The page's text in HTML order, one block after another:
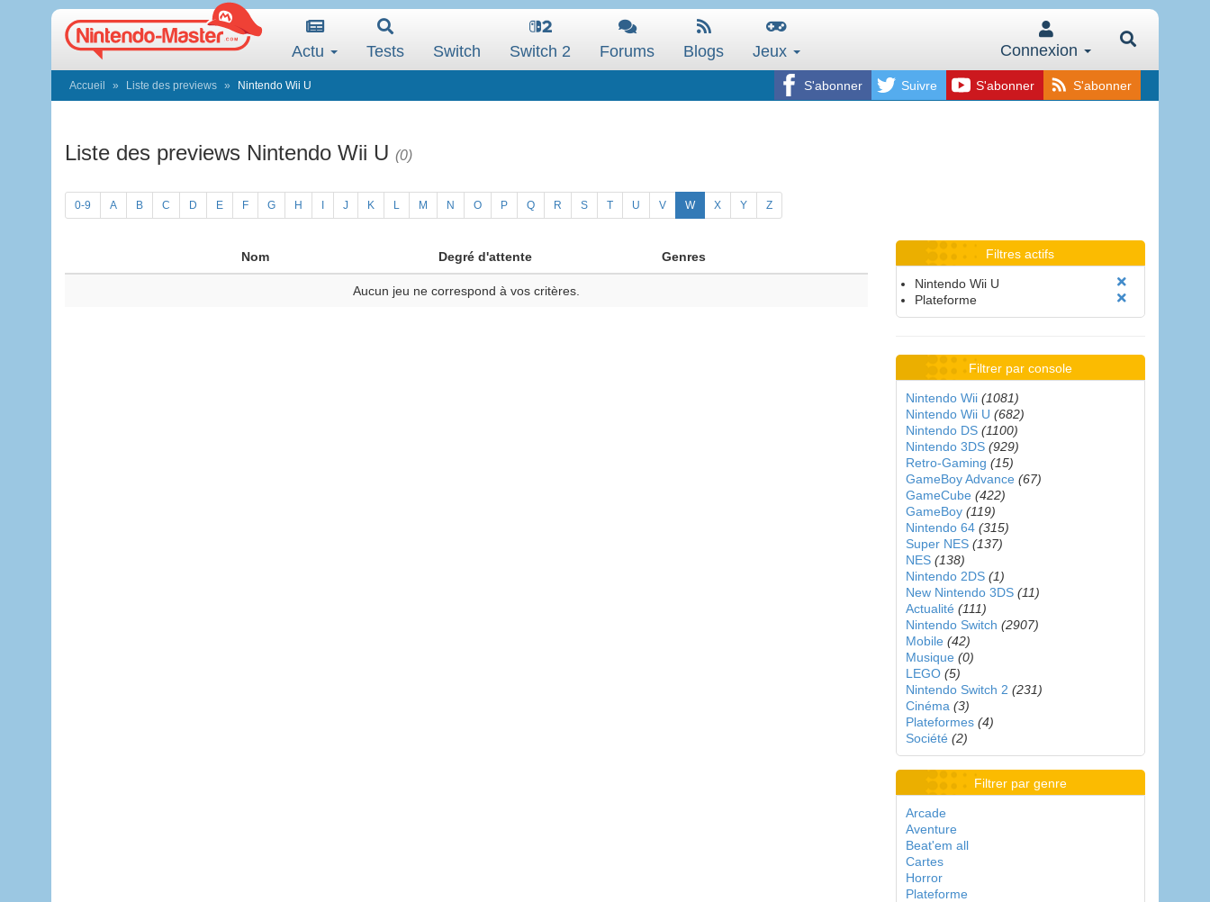
Actu Tests Switch Switch 2 Forums Blogs Jeux Connexion
S'abonner Suivre S'abonner S'abonner
Accueil Liste des previews Nintendo Wii U
Liste des previews Nintendo Wii U (0)
0-9 A B C D E F G H J K L M N O P Q R S T U V W X Y Z
Nom Degré d'attente Genres
Aucun jeu ne correspond à vos critères.
Filtres actifs
Nintendo Wii U
Plateforme
Filtrer par console
Nintendo Wii (1081)
Nintendo Wii U (682)
Nintendo DS (1100)
Nintendo 3DS (929)
Retro-Gaming (15)
GameBoy Advance (67)
GameCube (422)
GameBoy (119)
Nintendo 64 (315)
Super NES (137)
NES (138)
Nintendo 2DS (1)
New Nintendo 3DS (11)
Actualité (111)
Nintendo Switch (2907)
Mobile (42)
Musique (0)
LEGO (5)
Nintendo Switch 2 (231)
Cinéma (3)
Plateformes (4)
Société (2)
Filtrer par genre
Arcade
Aventure
Beat'em all
Cartes
Horror
Plateforme